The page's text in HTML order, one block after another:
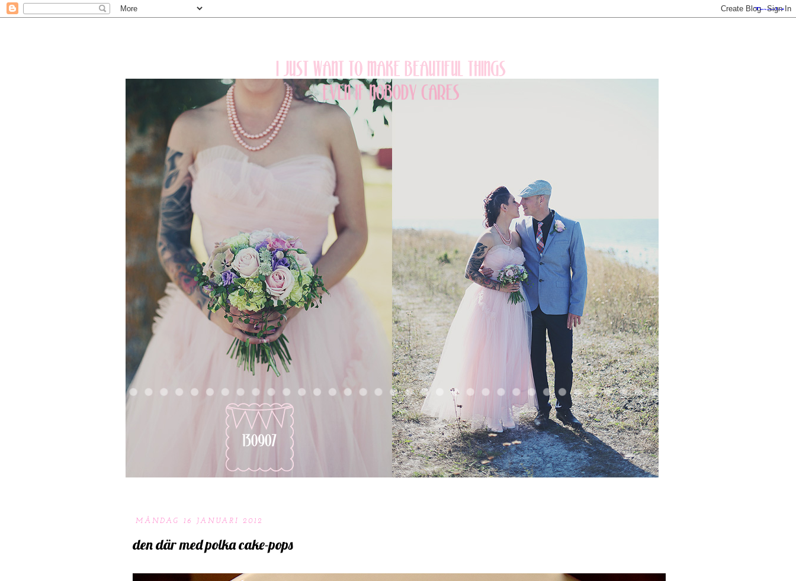
MÅNDAG 16 JANUARI 2012
den där med polka cake-pops